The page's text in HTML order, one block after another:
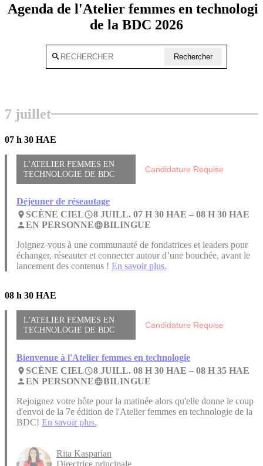
Agenda de l'Atelier femmes en
de la BDC 2026
search Rechercher
7 juillet
07 h 30 HAE
L'ATELIER FEMMES EN
TECHNOLOGIE DE BDC
Candidature Requise
Déjeuner de réseautage
place SCÈNE CIELaccess_time8 JUILL. 07 H 30 HAE – 08 H 30 HAE
personEN PERSONNElanguageBILINGUE
Joignez-vous à une communauté de fondatrices et leaders pour
échanger, réseauter et connecter autour d’une bouchée, avant le
lancement des contenus ! En savoir plus.
08 h 30 HAE
L'ATELIER FEMMES EN
TECHNOLOGIE DE BDC
Candidature Requise
Bienvenue à l'Atelier femmes en technologie
place SCÈNE CIELaccess_time8 JUILL. 08 H 30 HAE – 08 H 35 HAE
personEN PERSONNElanguageBILINGUE
Rejoignez votre hôte pour la matinée alors qu'elle donne le coup
d'envoi de la 7e édition de l'Atelier femmes en technologie de la
BDC! En savoir plus.
Rita Kasparian
Directrice principale